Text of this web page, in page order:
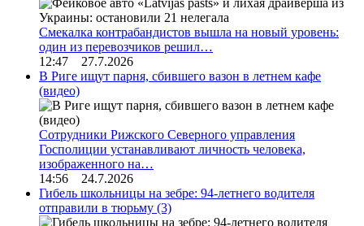
Смекалка контрабандистов вышла на новый уровень:
один из перевозчиков решил…
12:47 27.7.2026
В Риге ищут парня, сбившего вазон в летнем кафе
(видео)
Сотрудники Рижского Северного управления
Госполиции устанавливают личность человека,
изображенного на…
14:56 24.7.2026
Гибель школьницы на зебре: 94-летнего водителя
отправили в тюрьму (3)